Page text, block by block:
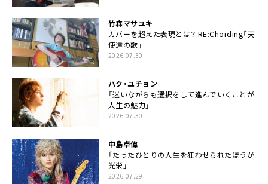
竹森マサユキ
カバーを超えた表現とは？ RE:Chording「天
使達の歌」
2026.07.30
パク・ユチョン
「迷いながらも選択をして進んでいくことが
人生の魅力」
2026.07.30
中島卓偉
「たったひとりの人生を狂わせられたほうが
光栄」
2026.07.29